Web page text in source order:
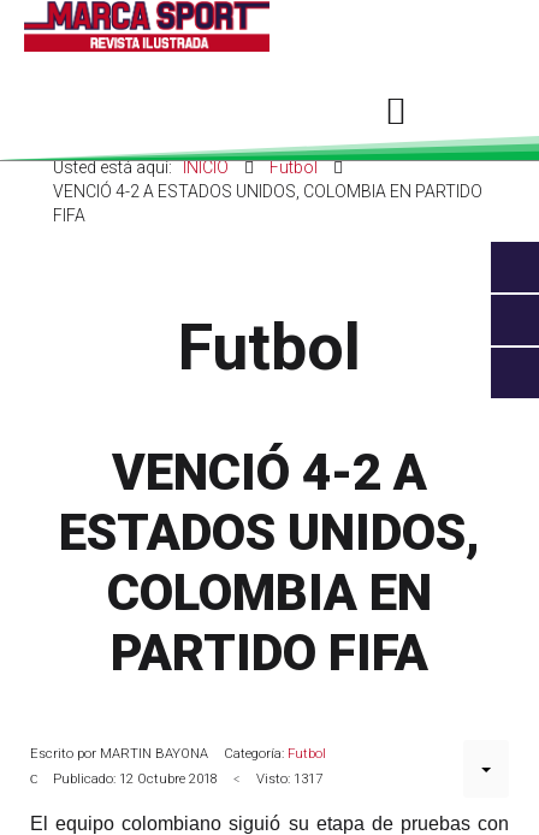
Usted está aquí:INICIO
Futbol
VENCIÓ 4-2 A ESTADOS UNIDOS, COLOMBIA EN PARTIDO
FIFA
Futbol
VENCIÓ 4-2 A
ESTADOS UNIDOS,
COLOMBIA EN
PARTIDO FIFA
Escrito por MARTIN BAYONA Categoría: Futbol
Publicado: 12 Octubre 2018
Visto: 1317
El equipo colombiano siguió su etapa de pruebas con